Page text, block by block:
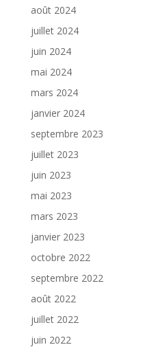
août 2024
juillet 2024
juin 2024
mai 2024
mars 2024
janvier 2024
septembre 2023
juillet 2023
juin 2023
mai 2023
mars 2023
janvier 2023
octobre 2022
septembre 2022
août 2022
juillet 2022
juin 2022